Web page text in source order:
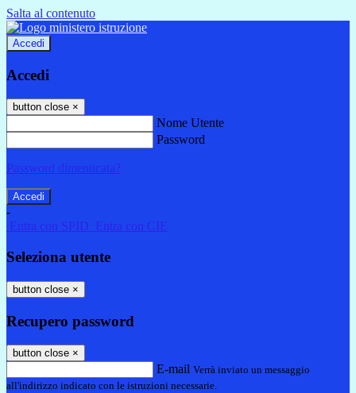
Salta al contenuto
Accedi
Accedi
button close ×
Nome Utente
Password
Password dimenticata?
-
Entra con SPID
Entra con CIE
Seleziona utente
button close ×
Recupero password
button close ×
E-mail Verrà inviato un messaggio
all'indirizzo indicato con le istruzioni necessarie.